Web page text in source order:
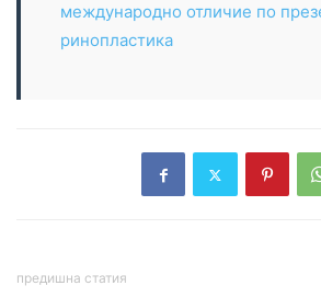
международно отличие по
ринопластика
предишна статия